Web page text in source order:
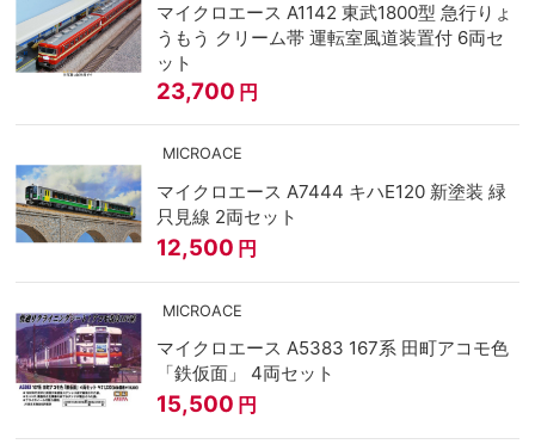
マイクロエース A1142 東武1800型 急行りょ
うもう クリーム帯 運転室風道装置付 6両セ
ット
23,700 円
MICROACE
マイクロエース A7444 キハE120 新塗装 緑
只見線 2両セット
12,500 円
MICROACE
マイクロエース A5383 167系 田町アコモ色
「鉄仮面」 4両セット
15,500 円